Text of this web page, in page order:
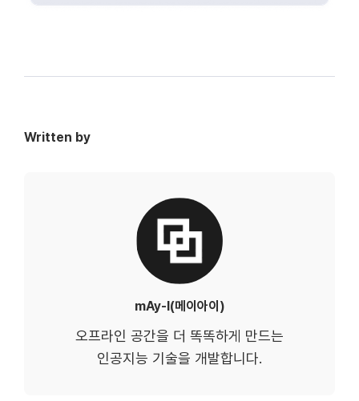
Written by
mAy-I(메이아이)
오프라인 공간을 더 똑똑하게 만드는
인공지능 기술을 개발합니다.